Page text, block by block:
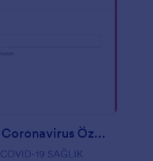
Kilise Çalışanları Için Coronavirus Özbeyan Formu
19 SAĞLIK